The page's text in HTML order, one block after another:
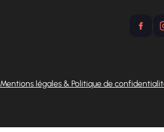
Mentions légales & Politique de